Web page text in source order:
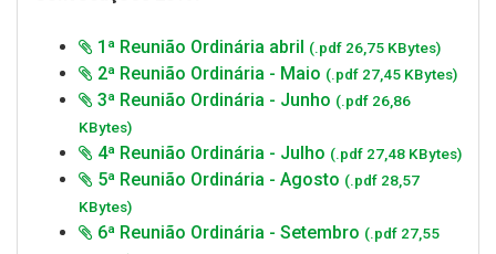
1ª Reunião Ordinária abril (.pdf 26,75 KBytes)
2ª Reunião Ordinária - Maio (.pdf 27,45 KBytes)
3ª Reunião Ordinária - Junho (.pdf 26,86
KBytes)
4ª Reunião Ordinária - Julho (.pdf 27,48 KBytes)
5ª Reunião Ordinária - Agosto (.pdf 28,57
KBytes)
6ª Reunião Ordinária - Setembro (.pdf 27,55